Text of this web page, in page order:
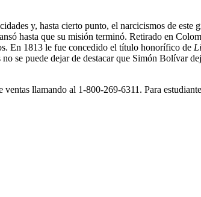
y, hasta cierto punto, el narcicismos de este
hasta que su misión terminó. Retirado en
En 1813 le fue concedido el título honorífico de
se puede dejar de destacar que Simón Bolívar
ventas llamando al 1-800-269-6311. Para